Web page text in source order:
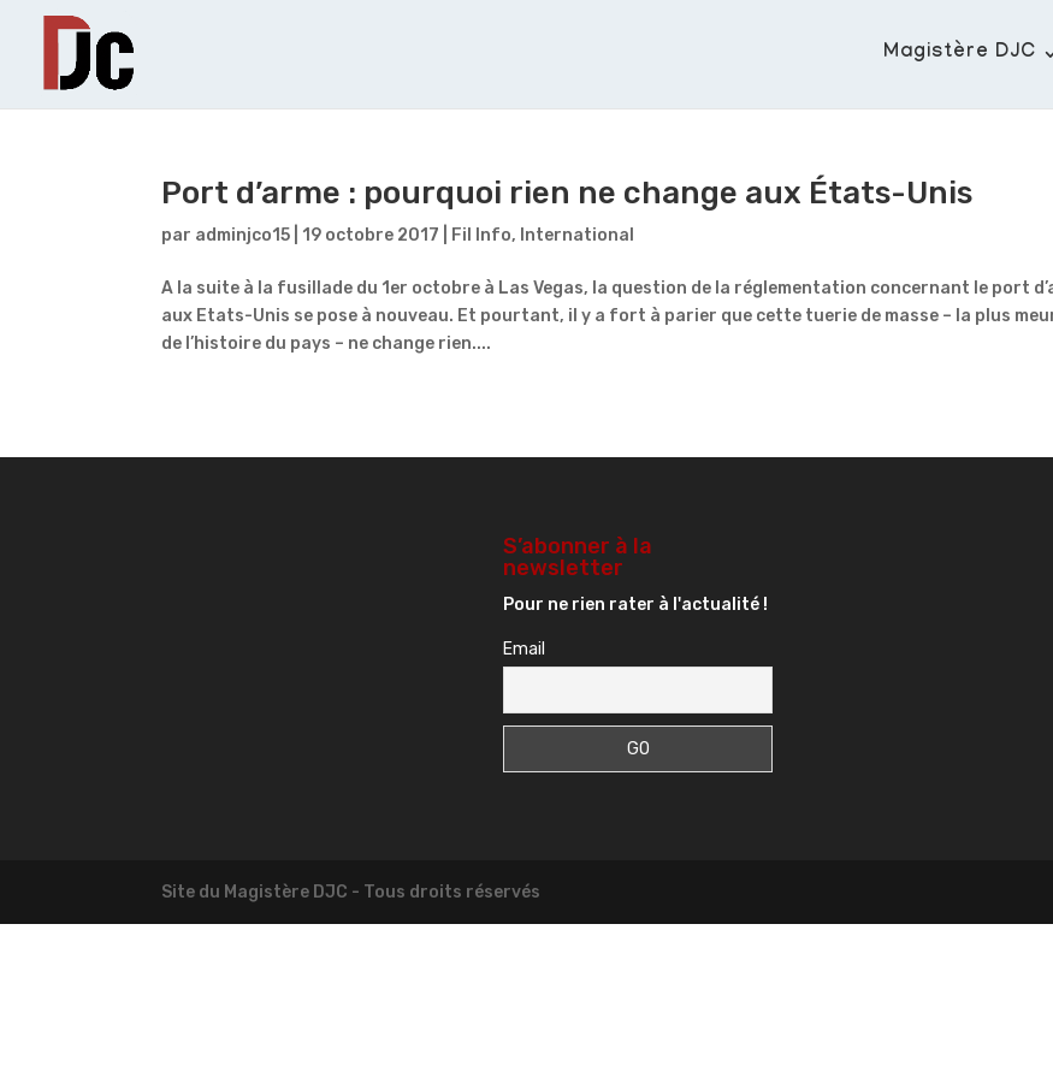
Magistère DJC
Port d’arme : pourquoi rien ne change aux États-Unis
par adminjco15 19 octobre 2017 Fil Info, International
A la suite à la fusillade du 1er octobre à Las Vegas, la question de la réglementation concernant le port
aux Etats-Unis se pose à nouveau. Et pourtant, il y a fort à parier que cette tuerie de masse – la plus
de l’histoire du pays – ne change rien....
S’abonner à la
newsletter
Pour ne rien rater à l'actualité !
Email
Site du Magistère DJC - Tous droits réservés